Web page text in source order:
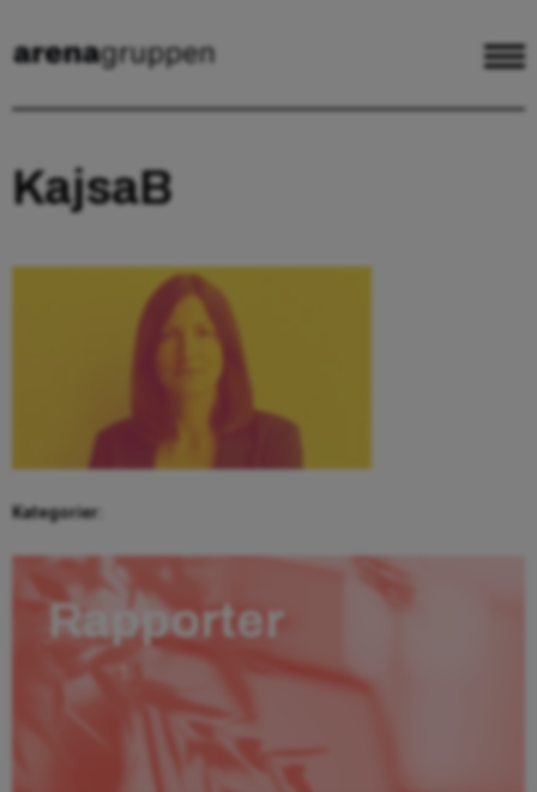
KajsaB
Kategorier:
Rapporter